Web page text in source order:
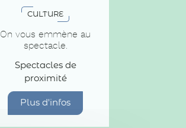
CULTURE
On vous emmène au
spectacle.
Spectacles de
proximité
Plus d'infos